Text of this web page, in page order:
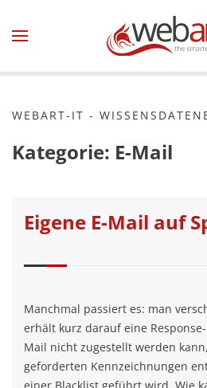
Zum Hauptinhalt springen
WEBART-IT -
Kategorie: E-Mail
Eigene E-Mail auf
Manchmal passiert es: man
erhält kurz darauf eine
Mail nicht zugestellt werden
geforderten Kennzeichnungen